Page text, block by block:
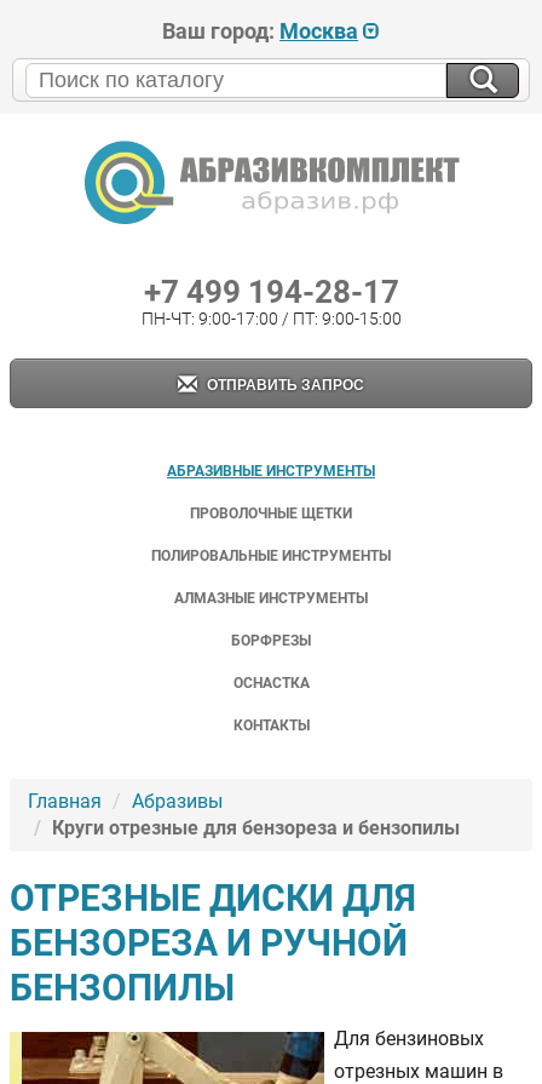
Ваш город: Москва
+7 499 194-28-17
ПН-ЧТ: 9:00-17:00 / ПТ: 9:00-15:00
ОТПРАВИТЬ ЗАПРОС
АБРАЗИВНЫЕ ИНСТРУМЕНТЫ
ПРОВОЛОЧНЫЕ ЩЕТКИ
ПОЛИРОВАЛЬНЫЕ ИНСТРУМЕНТЫ
АЛМАЗНЫЕ ИНСТРУМЕНТЫ
БОРФРЕЗЫ
ОСНАСТКА
КОНТАКТЫ
Главная
Абразивы
Круги отрезные для бензореза и бензопилы
ОТРЕЗНЫЕ ДИСКИ ДЛЯ
БЕНЗОРЕЗА И РУЧНОЙ
БЕНЗОПИЛЫ
Для бензиновых
отрезных машин в